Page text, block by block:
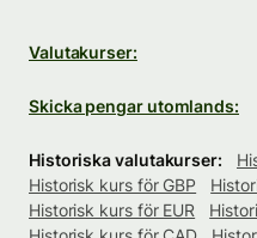
Valutakurser:
Skicka pengar utomlands:
Historiska valutakurser:
Historisk kurs för GBP
Historisk kurs för EUR